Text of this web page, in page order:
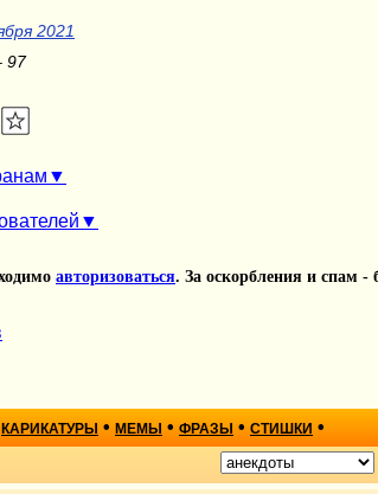
2021
97
авторизоваться. За оскорбления и спам -
КАРИКАТУРЫ • МЕМЫ • ФРАЗЫ • СТИШКИ •